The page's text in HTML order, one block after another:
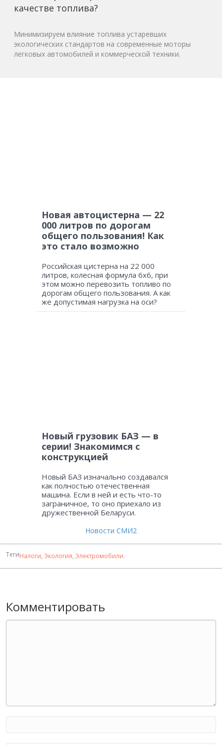
качестве топлива?
Минимизируем влияние топлива устаревших
экологических стандартов на современные моторы
легковых автомобилей и коммерческой техники.
Новая автоцистерна — 22
000 литров по дорогам
общего пользования! Как
это стало возможно
Российская цистерна на 22 000
литров, колесная формула 6х6, при
этом можно перевозить топливо по
дорогам общего пользования. А как
же допустимая нагрузка на оси?
Новый грузовик БАЗ — в
серии! Знакомимся с
конструкцией
Новый БАЗ изначально создавался
как полностью отечественная
машина. Если в ней и есть что-то
заграничное, то оно приехало из
дружественной Беларуси.
Новости СМИ2
ТегиНалоги, Экология, Электромобили.
Комментировать